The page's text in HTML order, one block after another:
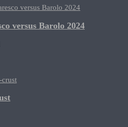
versus Barolo 2024